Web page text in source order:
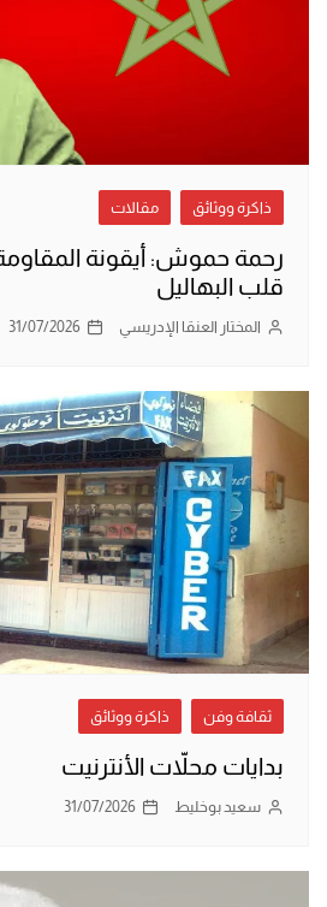
ذاكرة ووثائق مقالات
رحمة حموش: أيقونة
قلب البهاليل
المختار العنقا الإدريسي 31/07/2026
ثقافة وفن ذاكرة ووثائق
بدايات محلاّت الأنترنيت
سعيد بوخليط 31/07/2026